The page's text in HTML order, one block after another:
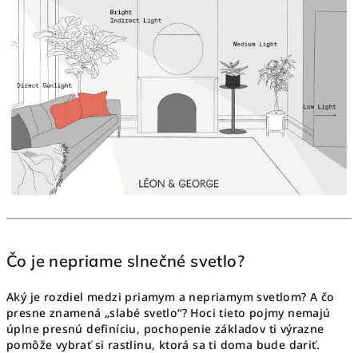
Čo je nepriame slnečné svetlo?
Aký je rozdiel medzi priamym a nepriamym svetlom? A čo
presne znamená „slabé svetlo“? Hoci tieto pojmy nemajú
úplne presnú definíciu, pochopenie základov ti výrazne
pomôže vybrať si rastlinu, ktorá sa ti doma bude dariť.